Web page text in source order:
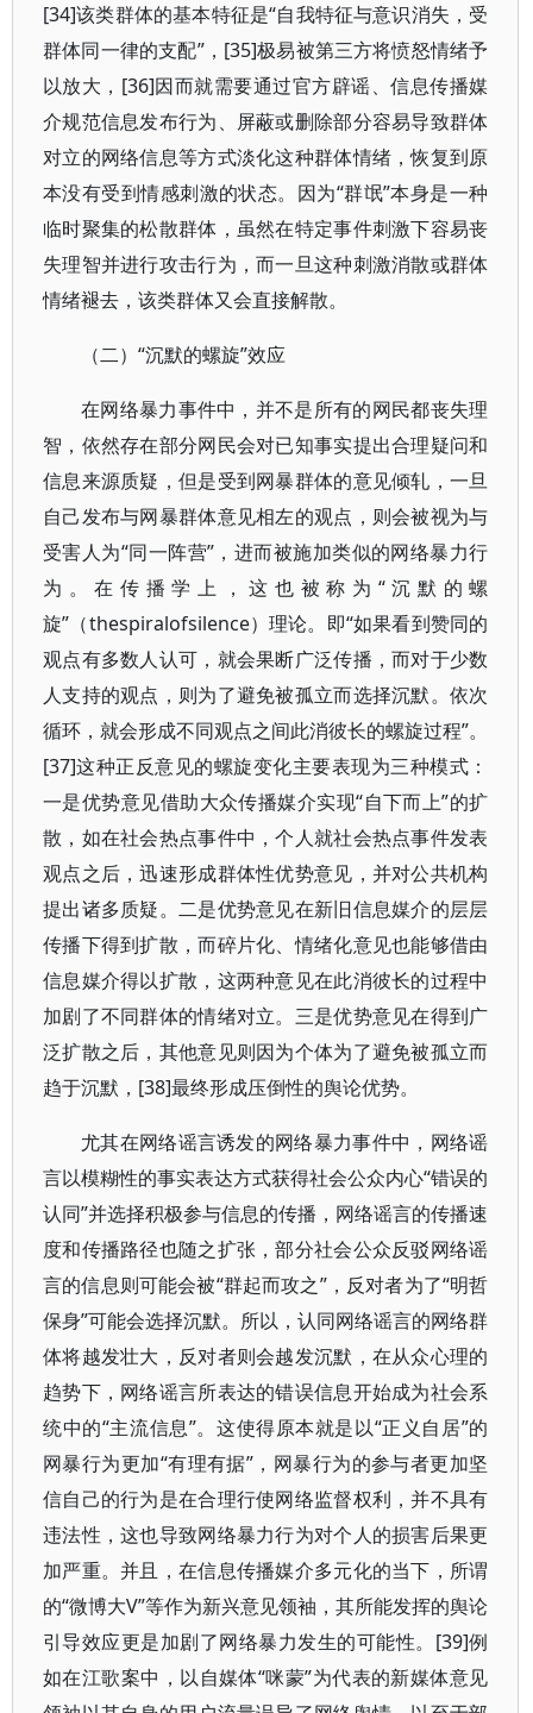
[34]该类群体的基本特征是“自我特征与意识消失，受
群体同一律的支配”，[35]极易被第三方将愤怒情绪予
以放大，[36]因而就需要通过官方辟谣、信息传播媒
介规范信息发布行为、屏蔽或删除部分容易导致群体
对立的网络信息等方式淡化这种群体情绪，恢复到原
本没有受到情感刺激的状态。因为“群氓”本身是一种
临时聚集的松散群体，虽然在特定事件刺激下容易丧
失理智并进行攻击行为，而一旦这种刺激消散或群体
情绪褪去，该类群体又会直接解散。
（二）“沉默的螺旋”效应
在网络暴力事件中，并不是所有的网民都丧失理
智，依然存在部分网民会对已知事实提出合理疑问和
信息来源质疑，但是受到网暴群体的意见倾轧，一旦
自己发布与网暴群体意见相左的观点，则会被视为与
受害人为“同一阵营”，进而被施加类似的网络暴力行
为。在传播学上，这也被称为“沉默的螺
旋”（thespiralofsilence）理论。即“如果看到赞同的
观点有多数人认可，就会果断广泛传播，而对于少数
人支持的观点，则为了避免被孤立而选择沉默。依次
循环，就会形成不同观点之间此消彼长的螺旋过程”。
[37]这种正反意见的螺旋变化主要表现为三种模式：
一是优势意见借助大众传播媒介实现“自下而上”的扩
散，如在社会热点事件中，个人就社会热点事件发表
观点之后，迅速形成群体性优势意见，并对公共机构
提出诸多质疑。二是优势意见在新旧信息媒介的层层
传播下得到扩散，而碎片化、情绪化意见也能够借由
信息媒介得以扩散，这两种意见在此消彼长的过程中
加剧了不同群体的情绪对立。三是优势意见在得到广
泛扩散之后，其他意见则因为个体为了避免被孤立而
趋于沉默，[38]最终形成压倒性的舆论优势。
尤其在网络谣言诱发的网络暴力事件中，网络谣
言以模糊性的事实表达方式获得社会公众内心“错误的
认同”并选择积极参与信息的传播，网络谣言的传播速
度和传播路径也随之扩张，部分社会公众反驳网络谣
言的信息则可能会被“群起而攻之”，反对者为了“明哲
保身”可能会选择沉默。所以，认同网络谣言的网络群
体将越发壮大，反对者则会越发沉默，在从众心理的
趋势下，网络谣言所表达的错误信息开始成为社会系
统中的“主流信息”。这使得原本就是以“正义自居”的
网暴行为更加“有理有据”，网暴行为的参与者更加坚
信自己的行为是在合理行使网络监督权利，并不具有
违法性，这也导致网络暴力行为对个人的损害后果更
加严重。并且，在信息传播媒介多元化的当下，所谓
的“微博大V”等作为新兴意见领袖，其所能发挥的舆论
引导效应更是加剧了网络暴力发生的可能性。[39]例
如在江歌案中，以自媒体“咪蒙”为代表的新媒体意见